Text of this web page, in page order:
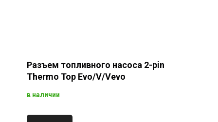
Разъем топливного насоса 2-pin
Thermo Top Evo/V/Vevo
в наличии